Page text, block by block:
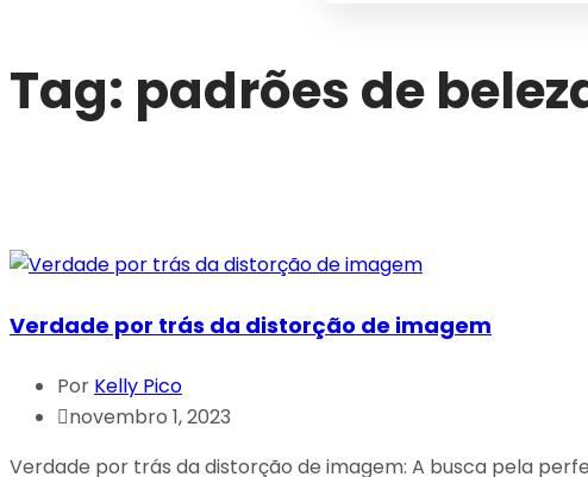
Tag: padrões de
Verdade por trás da distorção de imagem
Por Kelly Pico
novembro 1, 2023
Verdade por trás da distorção de imagem: A busca pela